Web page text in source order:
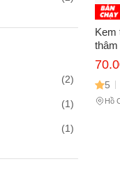
(2)
(1)
(1)
Kem
làm
mụn
5
Hồ